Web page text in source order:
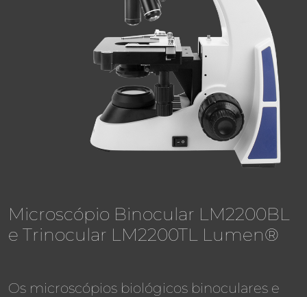
Microscópio Binocular LM2200BL
e Trinocular LM2200TL Lumen®
Os microscópios biológicos binoculares e